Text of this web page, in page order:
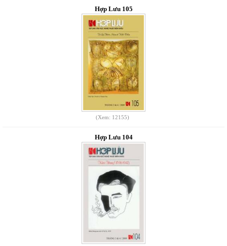
Hợp Lưu 105
(Xem: 12155)
Hợp Lưu 104